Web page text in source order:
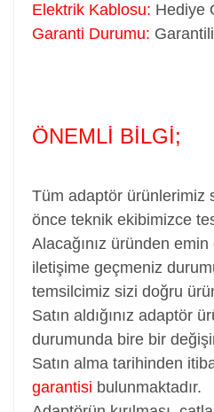
Elektrik Kablosu: Hediye
Garanti Durumu:
ÖNEMLİ BİLGİ;
Tüm adaptör ürünlerimiz
önce teknik ekibimizce
Alacağınız üründen
iletişime geçmeniz
temsilcimiz sizi doğru
Satın aldığınız adaptör
durumunda bire bir
Satın alma tarihinden
garantisi bulunmaktadır.